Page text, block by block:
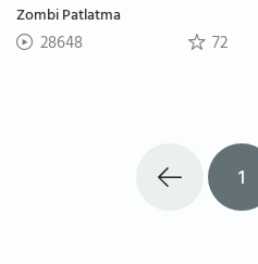
Zombi Patlatma
28648 72
1